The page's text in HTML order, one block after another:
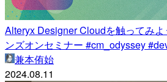
Alteryx Designer Cloudを触ってみ
ンズオンセミナー #cm_odyssey
兼本侑始
2024.08.11